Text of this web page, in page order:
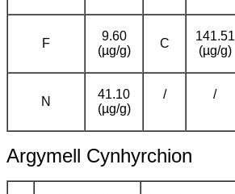
F
9.60
(µg/g)
C
141.51
(µg/g)
N
41.10
(µg/g)
/ /
Argymell Cynhyrchion